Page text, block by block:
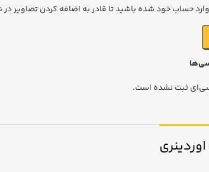
ثبت نشده است.
حساب خود شده باشید تا قادر به اضافه کردن تصاویر در
اوردینری